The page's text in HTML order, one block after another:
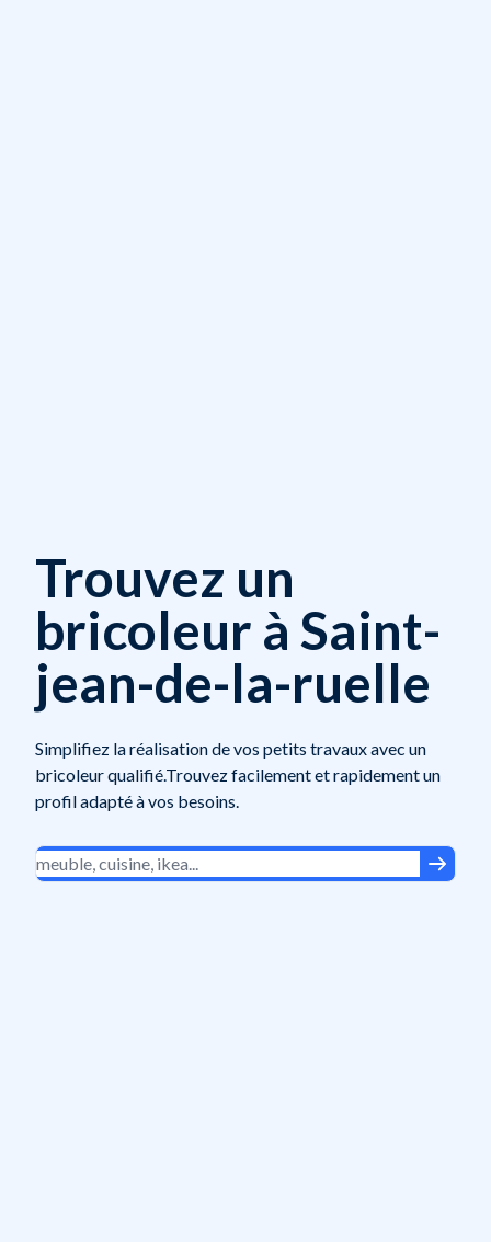
Trouvez un
bricoleur à Saint-
jean-de-la-ruelle
Simplifiez la réalisation de vos petits travaux avec un
bricoleur qualifié.Trouvez facilement et rapidement un
profil adapté à vos besoins.